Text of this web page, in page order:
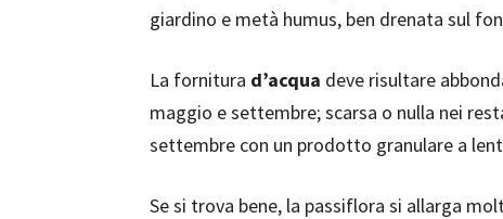
giardino e metà humus, ben drenata sul
La fornitura d’acqua deve risultare
maggio e settembre; scarsa o nulla nei
settembre con un prodotto granulare a
Se si trova bene, la passiflora si allarga